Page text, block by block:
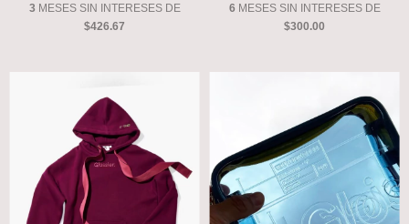
3 MESES SIN INTERESES DE
$426.67
6 MESES SIN INTERESES DE
$300.00